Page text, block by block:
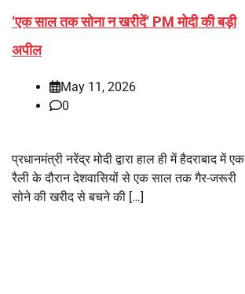
‘एक साल तक सोना न खरीदें’ PM मोदी की बड़ी
अपील
May 11, 2026
0
प्रधानमंत्री नरेंद्र मोदी द्वारा हाल ही में हैदराबाद में एक
रैली के दौरान देशवासियों से एक साल तक गैर-जरूरी
सोने की खरीद से बचने की […]